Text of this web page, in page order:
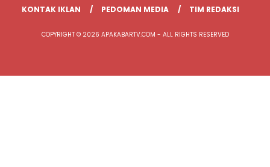
KONTAK IKLAN
PEDOMAN MEDIA TIM REDAKSI
COPYRIGHT © 2026 APAKABARTV.COM - ALL RIGHTS RESERVED